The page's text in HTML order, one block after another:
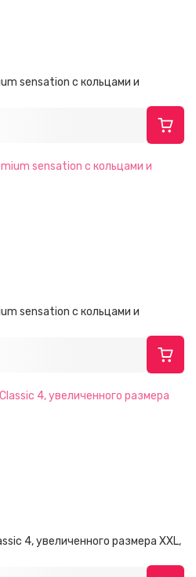
sensation с кольцами и
sensation с кольцами и
4, увеличенного размера XXL,